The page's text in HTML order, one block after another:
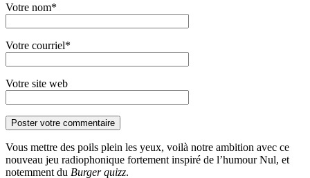
Votre nom*
Votre courriel*
Votre site web
Vous mettre des poils plein les yeux, voilà notre ambition avec ce
nouveau jeu radiophonique fortement inspiré de l’humour Nul, et
notemment du Burger quizz.